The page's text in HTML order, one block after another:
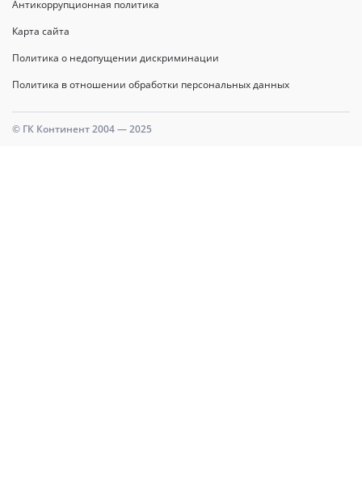
Антикоррупционная политика
Карта сайта
Политика о недопущении дискриминации
Политика в отношении обработки персональных данных
© ГК Континент 2004 — 2025